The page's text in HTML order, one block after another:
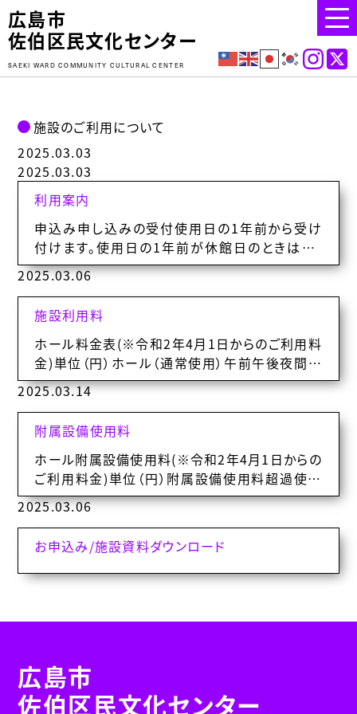
広島市
佐伯区民文化センター
SAEKI WARD COMMUNITY CULTURAL CENTER
施設のご利用について
2025.03.03
2025.03.03
利用案内
申込み申し込みの受付使用日の1年前から受け
付けます。使用日の1年前が休館日のときは、そ
の翌開館日となります。※予約は開館時（午前9:
…
2025.03.06
施設利用料
ホール料金表(※令和2年4月1日からのご利用料
金)単位（円）ホール（通常使用）午前午後夜間午
前・午後午後・夜間1日超過使用料（30…
2025.03.14
附属設備使用料
ホール附属設備使用料(※令和2年4月1日からの
ご利用料金)単位（円）附属設備使用料超過使用
料附属設備使用料超過使用料（1区分）（3…
2025.03.06
お申込み/施設資料ダウンロード
広島市
佐伯区民文化センター